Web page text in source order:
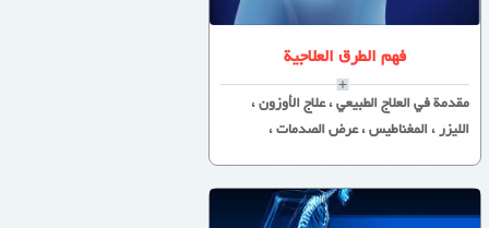
فهم الطرق العلاجية
مقدمة في العلاج الطبيعي ، علاج الأوزون ،
الليزر ، المغناطيس ، عرض الصدمات ،